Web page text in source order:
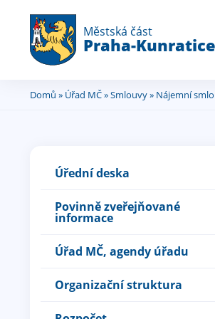
Městská část
Praha-Kunratice
JsteDomů » Úřad MČ»Smlouvy» Nájemní
Úřední deska
Povinně zveřejňované
informace
Úřad MČ, agendy úřadu
Organizační struktura